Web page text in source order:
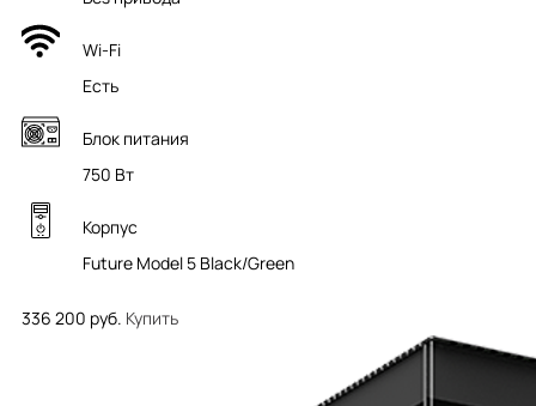
Wi-Fi
Есть
Блок питания
750 Вт
Корпус
Future Model 5 Black/Green
336 200 руб. Купить